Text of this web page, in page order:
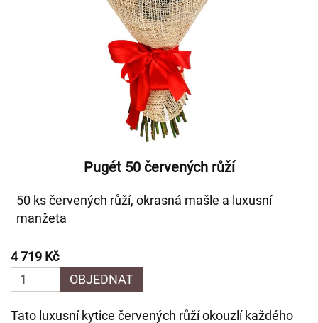
Pugét 50 červených růží
50 ks červených růží, okrasná mašle a luxusní
manžeta
4 719 Kč
OBJEDNAT
Tato luxusní kytice červených růží okouzlí každého